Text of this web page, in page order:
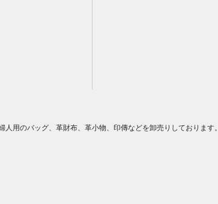
用のバッグ、革財布、革小物、印傳などを卸売りしております。